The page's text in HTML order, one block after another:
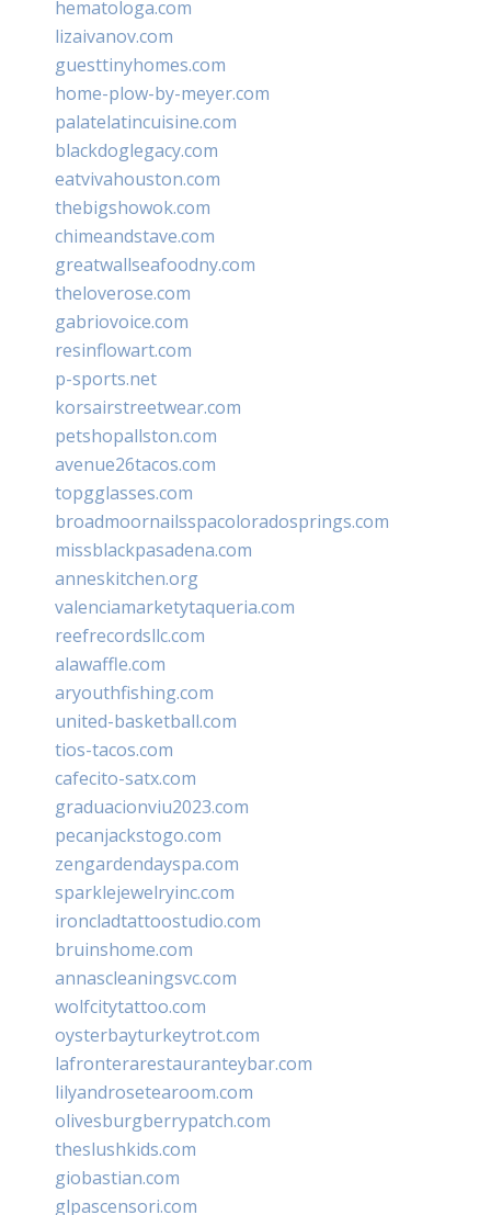
hematologa.com
lizaivanov.com
guesttinyhomes.com
home-plow-by-meyer.com
palatelatincuisine.com
blackdoglegacy.com
eatvivahouston.com
thebigshowok.com
chimeandstave.com
greatwallseafoodny.com
theloverose.com
gabriovoice.com
resinflowart.com
p-sports.net
korsairstreetwear.com
petshopallston.com
avenue26tacos.com
topgglasses.com
broadmoornailsspacoloradosprings.com
missblackpasadena.com
anneskitchen.org
valenciamarketytaqueria.com
reefrecordsllc.com
alawaffle.com
aryouthfishing.com
united-basketball.com
tios-tacos.com
cafecito-satx.com
graduacionviu2023.com
pecanjackstogo.com
zengardendayspa.com
sparklejewelryinc.com
ironcladtattoostudio.com
bruinshome.com
annascleaningsvc.com
wolfcitytattoo.com
oysterbayturkeytrot.com
lafronterarestauranteybar.com
lilyandrosetearoom.com
olivesburgberrypatch.com
theslushkids.com
giobastian.com
glpascensori.com